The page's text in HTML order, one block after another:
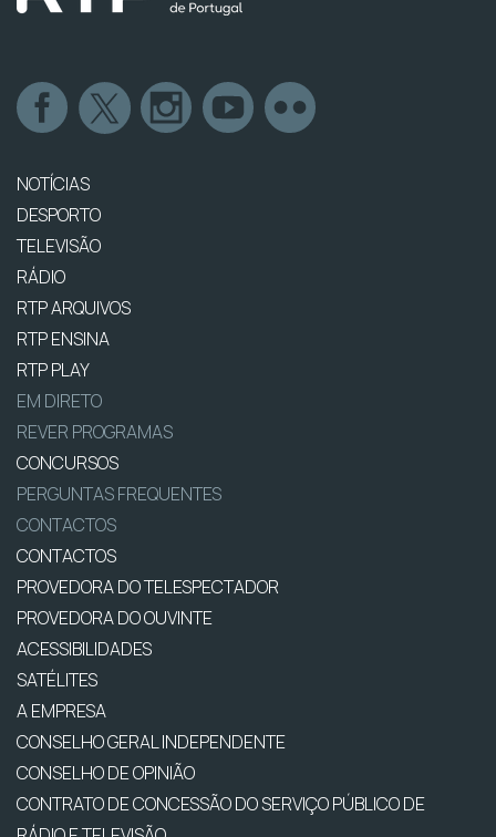
NOTÍCIAS
DESPORTO
TELEVISÃO
RÁDIO
RTP ARQUIVOS
RTP ENSINA
RTP PLAY
EM DIRETO
REVER PROGRAMAS
CONCURSOS
PERGUNTAS FREQUENTES
CONTACTOS
CONTACTOS
PROVEDORA DO TELESPECTADOR
PROVEDORA DO OUVINTE
ACESSIBILIDADES
SATÉLITES
A EMPRESA
CONSELHO GERAL INDEPENDENTE
CONSELHO DE OPINIÃO
CONTRATO DE CONCESSÃO DO SERVIÇO PÚBLICO DE